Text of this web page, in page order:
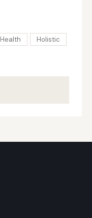
Health
Holistic